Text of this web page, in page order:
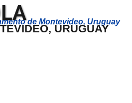
de Montevideo, Uruguay
URUGUAY